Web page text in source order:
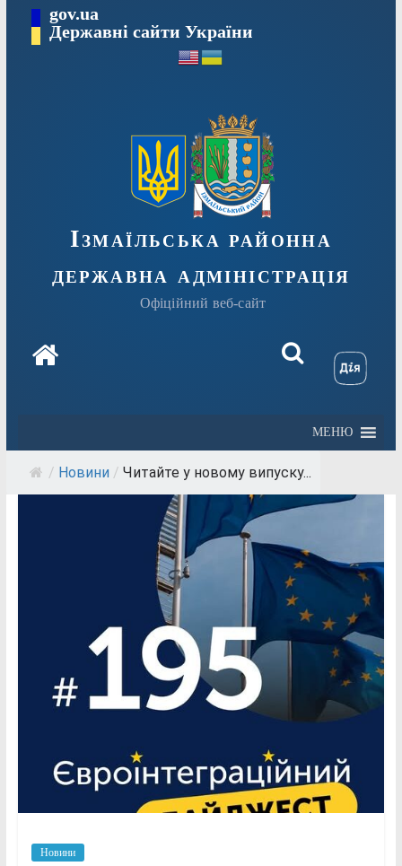
вмісту
gov.ua
Державні сайти України
Ізмаїльська районна
державна адміністрація
Офіційний веб-сайт
МЕНЮ
/ Новини / Читайте у новому випуску...
Новини